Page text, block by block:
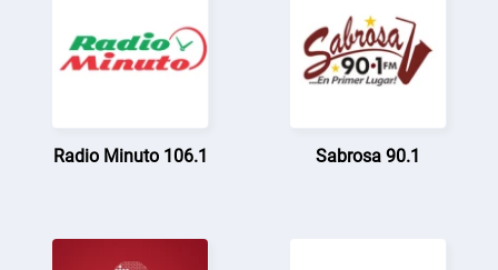
Radio Minuto 106.1 Sabrosa 90.1